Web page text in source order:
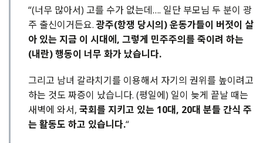
“(너무 많아서) 고를 수가 없는데…. 일단 부모님 두 분이 광
주 출신이거든요.광주(항쟁 당시의) 운동가들이 버젓이 살
아 있는 지금 이 시대에, 그렇게 민주주의를 죽이려 하는
(내란) 행동이 너무 화가 났습니다.
그리고 남녀 갈라치기를 이용해서 자기의 권위를 높이려고
하는 것도 짜증이 났습니다. (평일에) 일이 늦게 끝날 때는
새벽에 와서, 국회를 지키고 있는 10대, 20대 분들 간식 주
는 활동도 하고 있습니다.“